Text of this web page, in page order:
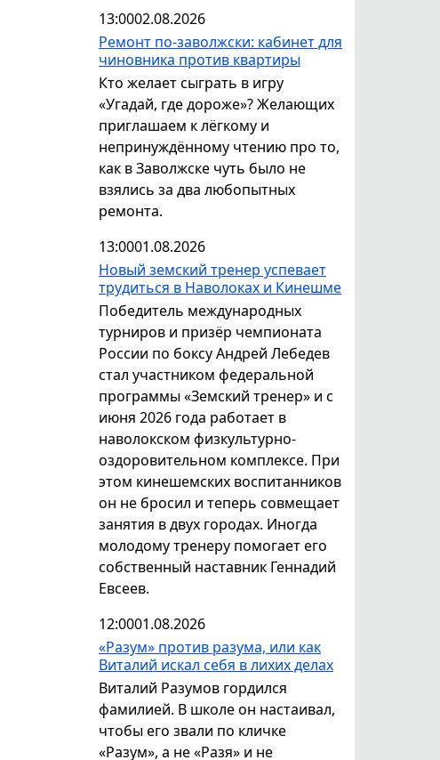
13:0002.08.2026
Ремонт по-заволжски: кабинет для
чиновника против квартиры
Кто желает сыграть в игру
«Угадай, где дороже»? Желающих
приглашаем к лёгкому и
непринуждённому чтению про то,
как в Заволжске чуть было не
взялись за два любопытных
ремонта.
13:0001.08.2026
Новый земский тренер успевает
трудиться в Наволоках и Кинешме
Победитель международных
турниров и призёр чемпионата
России по боксу Андрей Лебедев
стал участником федеральной
программы «Земский тренер» и с
июня 2026 года работает в
наволокском физкультурно-
оздоровительном комплексе. При
этом кинешемских воспитанников
он не бросил и теперь совмещает
занятия в двух городах. Иногда
молодому тренеру помогает его
собственный наставник Геннадий
Евсеев.
12:0001.08.2026
«Разум» против разума, или как
Виталий искал себя в лихих делах
Виталий Разумов гордился
фамилией. В школе он настаивал,
чтобы его звали по кличке
«Разум», а не «Разя» и не